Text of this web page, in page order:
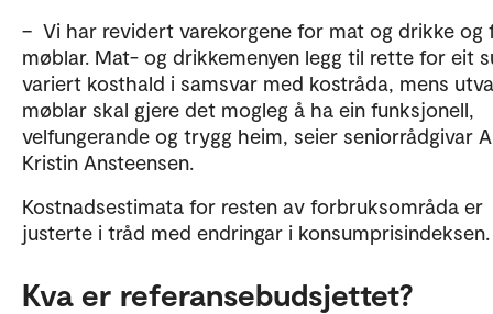
– Vi har revidert varekorgene for mat og drikke og
møblar. Mat- og drikkemenyen legg til rette for eit
variert kosthald i samsvar med kostråda, mens
møblar skal gjere det mogleg å ha ein funksjonell,
velfungerande og trygg heim, seier seniorrådgivar
Kristin Ansteensen.
Kostnadsestimata for resten av forbruksområda er
justerte i tråd med endringar i
Kva er referansebudsjettet?